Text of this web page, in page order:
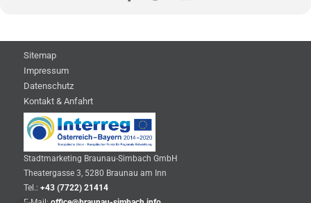
Sitemap
Impressum
Datenschutz
Kontakt & Anfahrt
Stadtmarketing Braunau-Simbach GmbH
Theatergasse 3, 5280 Braunau am Inn
Tel.: +43 (7722) 21414